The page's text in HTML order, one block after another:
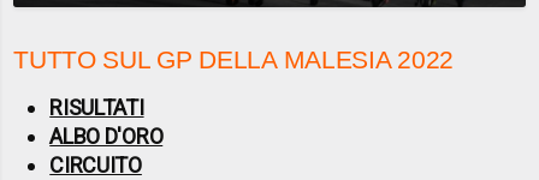
TUTTO SUL GP DELLA MALESIA 2022
RISULTATI
ALBO D'ORO
CIRCUITO